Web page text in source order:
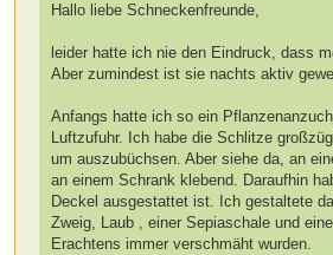
Hallo liebe Schneckenfreunde,
leider hatte ich nie den Eindruck, dass
Aber zumindest ist sie nachts aktiv
Anfangs hatte ich so ein
Luftzufuhr. Ich habe die Schlitze
um auszubüchsen. Aber siehe da, an
an einem Schrank klebend. Daraufhin
Deckel ausgestattet ist. Ich gestaltete
Zweig, Laub , einer Sepiaschale und
Erachtens immer verschmäht wurden.